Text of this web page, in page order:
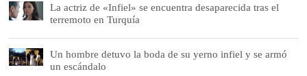
La actriz de «Infiel» se encuentra desaparecida tras el
terremoto en Turquía
Un hombre detuvo la boda de su yerno infiel y se armó
un escándalo